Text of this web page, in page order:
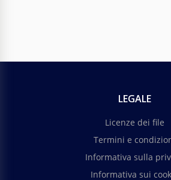
consigliamo di creare un invito
LEGALE
Licenze dei file
Termini e
Informativa sulla
Informativa sui